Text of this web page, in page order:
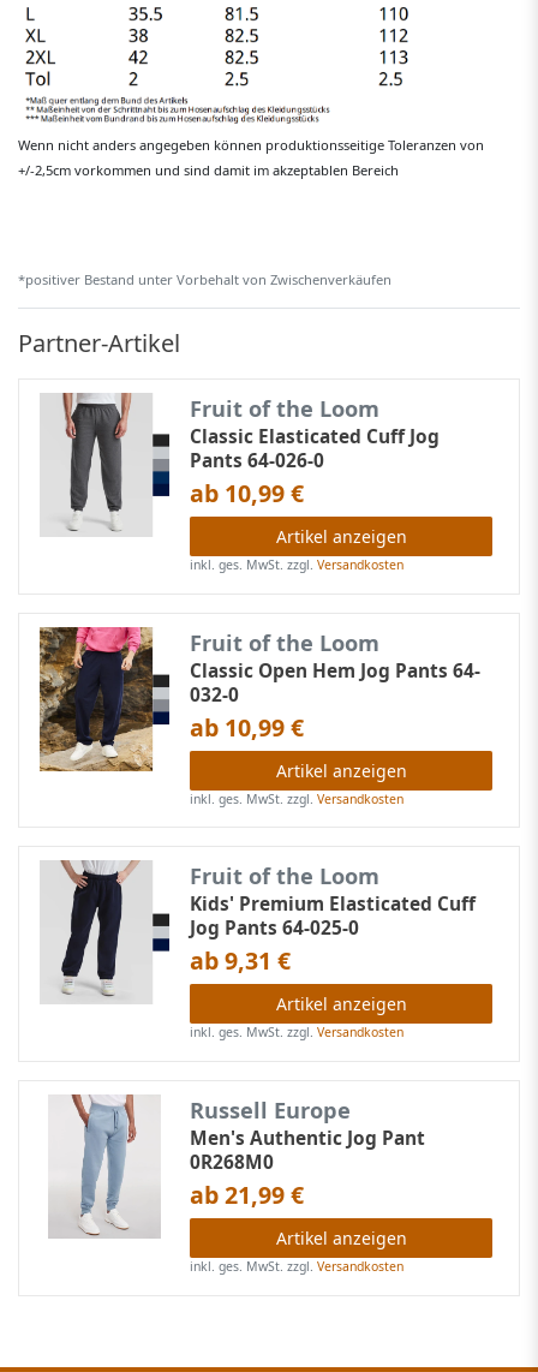
Wenn nicht anders angegeben können produktionsseitige Toleranzen von
+/-2,5cm vorkommen und sind damit im akzeptablen Bereich
*positiver Bestand unter Vorbehalt von Zwischenverkäufen
Partner-Artikel
Fruit of the Loom
Classic Elasticated Cuff Jog
Pants 64-026-0
ab 10,99 €
Artikel anzeigen
inkl. ges. MwSt. zzgl.Versandkosten
Fruit of the Loom
Classic Open Hem Jog Pants 64-
032-0
ab 10,99 €
Artikel anzeigen
inkl. ges. MwSt. zzgl.Versandkosten
Fruit of the Loom
Kids' Premium Elasticated Cuff
Jog Pants 64-025-0
ab 9,31 €
Artikel anzeigen
inkl. ges. MwSt. zzgl.Versandkosten
Russell Europe
Men's Authentic Jog Pant
0R268M0
ab 21,99 €
Artikel anzeigen
inkl. ges. MwSt. zzgl.Versandkosten